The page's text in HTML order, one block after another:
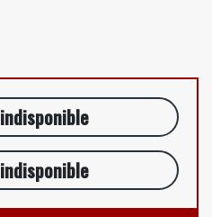
indisponible
indisponible